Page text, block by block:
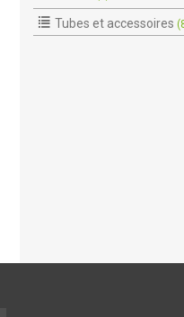
Tubes et accessoires